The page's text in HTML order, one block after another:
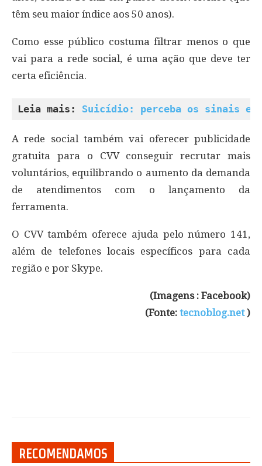
têm seu maior índice aos 50 anos).
Como esse público costuma filtrar menos o que
vai para a rede social, é uma ação que deve ter
certa eficiência.
Leia mais: Suicídio: perceba os sinais e
A rede social também vai oferecer publicidade
gratuita para o CVV conseguir recrutar mais
voluntários, equilibrando o aumento da demanda
de atendimentos com o lançamento da
ferramenta.
O CVV também oferece ajuda pelo número 141,
além de telefones locais específicos para cada
região e por Skype.
(Imagens : Facebook)
(Fonte: tecnoblog.net)
RECOMENDAMOS